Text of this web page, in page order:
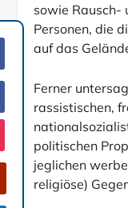
sowie Rausch-
Personen, die
auf das
Ferner
rassistischen,
politischen
jeglichen
religiöse)